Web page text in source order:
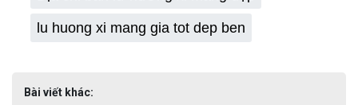
lu huong xi mang gia tot dep ben
Bài viết khác: